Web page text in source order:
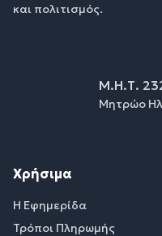
και πολιτισμός.
Μ.Η.Τ.
Μητρώο
Χρήσιμα
Η Εφημερίδα
Τρόποι Πληρωμής